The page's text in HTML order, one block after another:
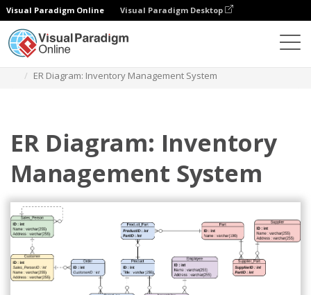
Visual Paradigm Online Visual Paradigm Desktop
ER Diagram: Inventory Management System
ER Diagram: Inventory
Management System